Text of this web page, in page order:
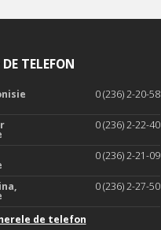
TELEFON
0 (236) 2-20-58
0 (236) 2-22-40
0 (236) 2-21-09
0 (236) 2-27-50
de telefon